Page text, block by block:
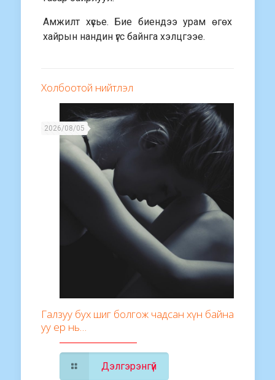
Амжилт хүсье. Бие биендээ урам өгөх
хайрын нандин үгс байнга хэлцгээе.
Холбоотой нийтлэл
2026/08/05
Галзуу бух шиг болгож чадсан хүн байна
уу ер нь…
Дэлгэрэнгүй